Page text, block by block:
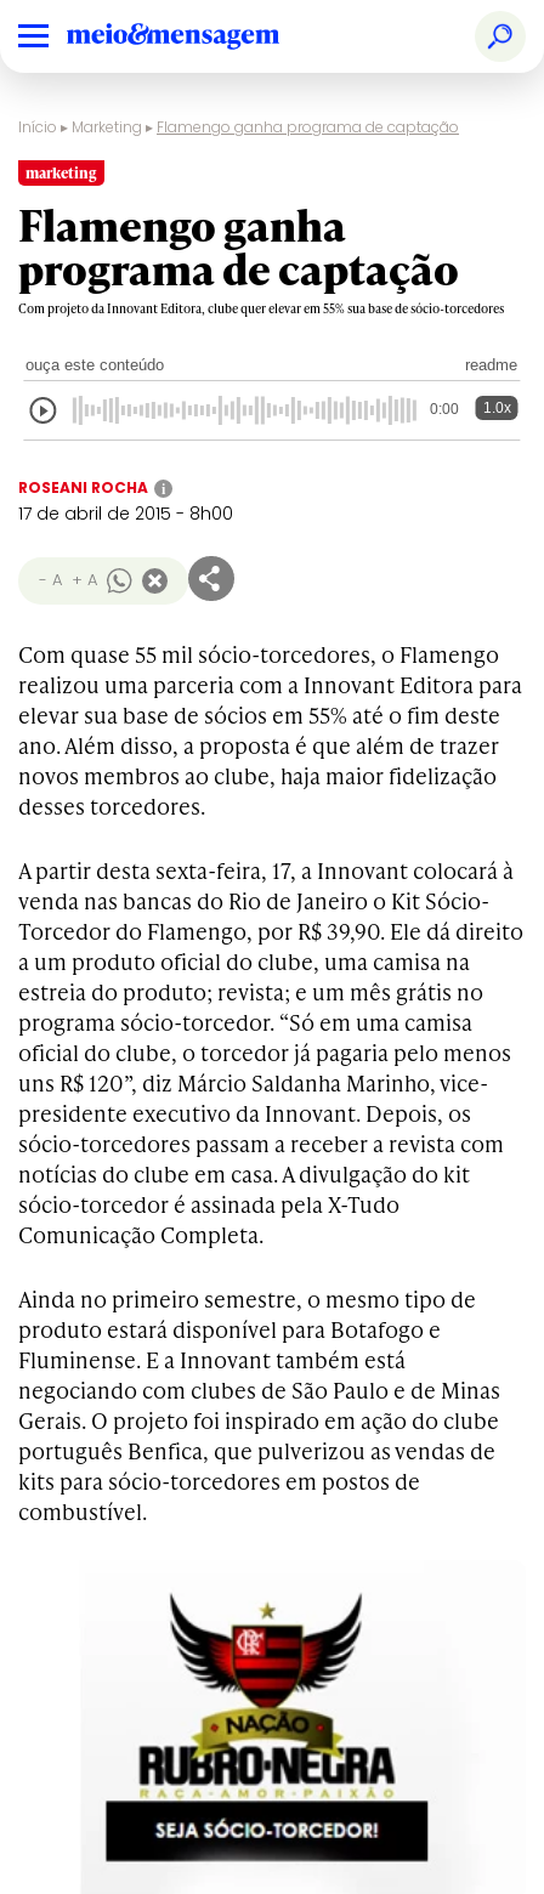
Início ▸ Marketing ▸ Flamengo ganha programa de captação
marketing
Flamengo ganha
programa de captação
Com projeto da Innovant Editora, clube quer elevar em 55% sua base de sócio-torcedores
ouça este conteúdo readme
0:00 1.0x
ROSEANI ROCHA i
17 de abril de 2015 - 8h00
- A + A
Com quase 55 mil sócio-torcedores, o Flamengo
realizou uma parceria com a Innovant Editora para
elevar sua base de sócios em 55% até o fim deste
ano. Além disso, a proposta é que além de trazer
novos membros ao clube, haja maior fidelização
desses torcedores.
A partir desta sexta-feira, 17, a Innovant colocará à
venda nas bancas do Rio de Janeiro o Kit Sócio-
Torcedor do Flamengo, por R$ 39,90. Ele dá direito
a um produto oficial do clube, uma camisa na
estreia do produto; revista; e um mês grátis no
programa sócio-torcedor. “Só em uma camisa
oficial do clube, o torcedor já pagaria pelo menos
uns R$ 120”, diz Márcio Saldanha Marinho, vice-
presidente executivo da Innovant. Depois, os
sócio-torcedores passam a receber a revista com
notícias do clube em casa. A divulgação do kit
sócio-torcedor é assinada pela X-Tudo
Comunicação Completa.
Ainda no primeiro semestre, o mesmo tipo de
produto estará disponível para Botafogo e
Fluminense. E a Innovant também está
negociando com clubes de São Paulo e de Minas
Gerais. O projeto foi inspirado em ação do clube
português Benfica, que pulverizou as vendas de
kits para sócio-torcedores em postos de
combustível.